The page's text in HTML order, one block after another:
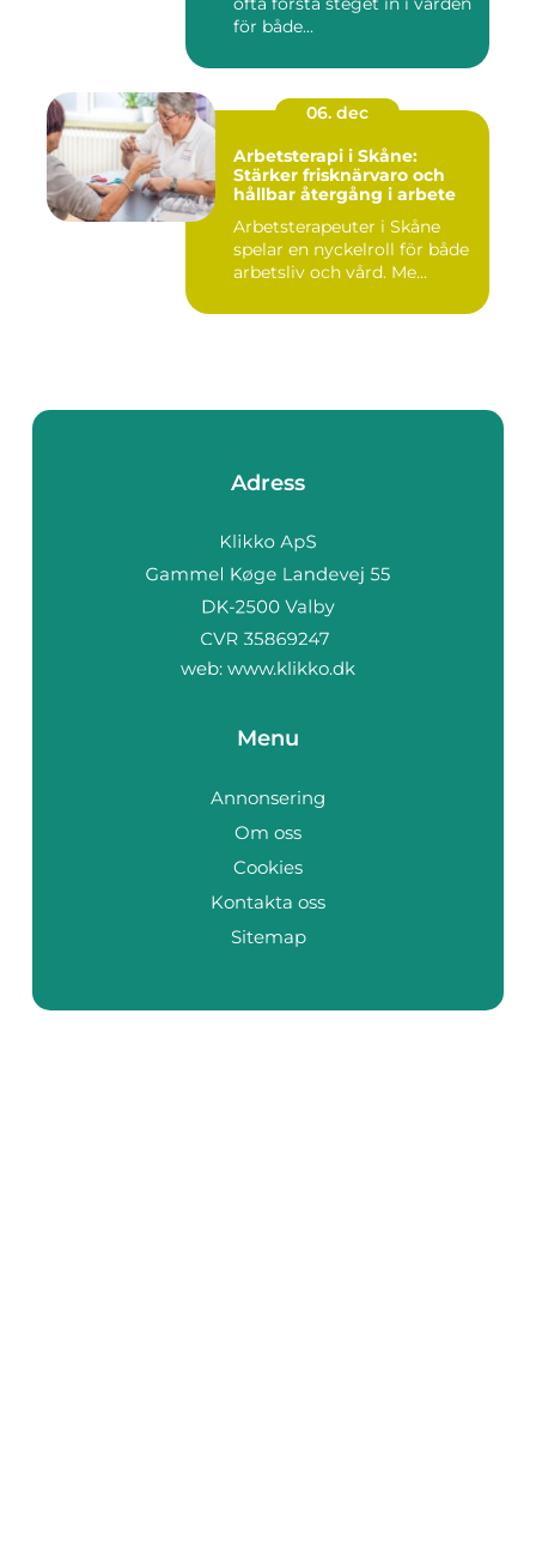
för både...
06. dec
Arbetsterapi i Skåne:
Stärker frisknärvaro och
hållbar återgång i arbete
Arbetsterapeuter i Skåne
spelar en nyckelroll för både
arbetsliv och vård. Me...
Adress
web: www.klikko.dk
Menu
Annonsering
Om oss
Cookies
Kontakta oss
Sitemap